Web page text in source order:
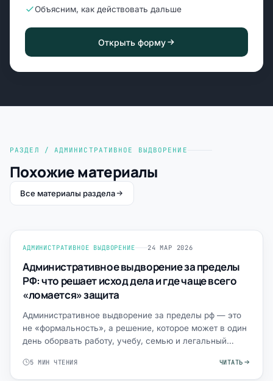
Объясним, как действовать дальше
Открыть форму
РАЗДЕЛ / АДМИНИСТРАТИВНОЕ ВЫДВОРЕНИЕ
Похожие материалы
Все материалы раздела
АДМИНИСТРАТИВНОЕ ВЫДВОРЕНИЕ 24 МАР 2026
Административное выдворение за пределы
РФ: что решает исход дела и где чаще всего
«ломается» защита
Административное выдворение за пределы рф — это
не «формальность», а решение, которое может в один
день оборвать работу, учебу, семью и легальный
5 МИН ЧТЕНИЯ ЧИТАТЬ